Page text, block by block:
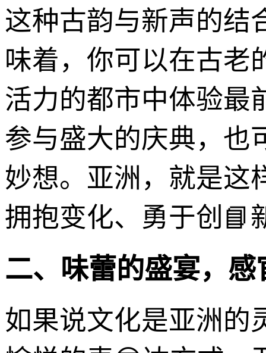
这种古韵与新声的结
味着，你可以在古老
活力的都市中体验最
参与盛大的庆典，也
妙想。亚洲，就是这
拥抱变化、勇于创📘
二、味蕾的盛宴，
如果说文化是亚洲的